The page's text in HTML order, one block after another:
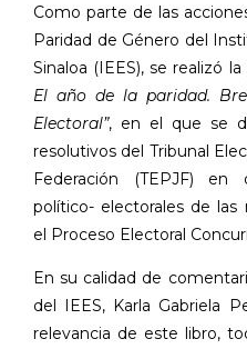
Como parte de las
Paridad de Género del
Sinaloa (IEES), se realizó
El año de la paridad.
Electoral”, en el que se
resolutivos del Tribunal
Federación (TEPJF)
político- electorales de
el Proceso Electoral
En su calidad de
del IEES, Karla Gabriela
relevancia de este libro,